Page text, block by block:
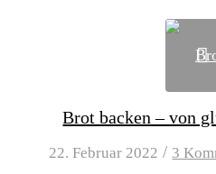
Brot backen – von
22. Februar 2022 / 3